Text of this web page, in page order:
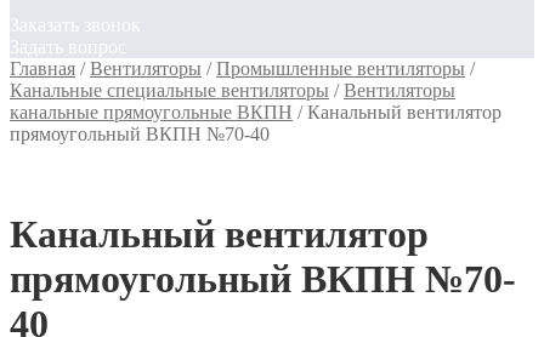
Заказать звонок
Задать вопрос
Главная /Вентиляторы /Промышленные вентиляторы /
Канальные специальные вентиляторы /Вентиляторы
канальные прямоугольные ВКПН /Канальный вентилятор
прямоугольный ВКПН №70-40
Канальный вентилятор
прямоугольный ВКПН №70-
40